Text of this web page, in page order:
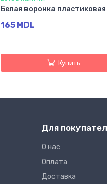
Белая воронка
165 MDL
Купить
Для
О нас
Оплата
Доставка